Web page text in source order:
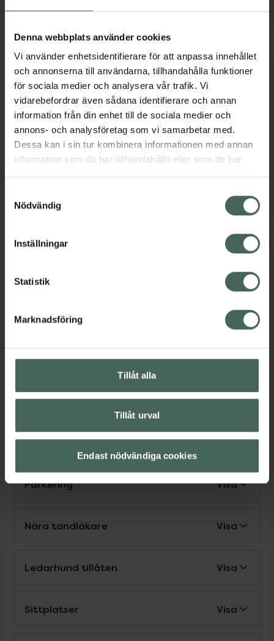
Denna webbplats använder cookies
Vi använder enhetsidentifierare för att anpassa innehållet
och annonserna till användarna, tillhandahålla funktioner
för sociala medier och analysera vår trafik. Vi
vidarebefordrar även sådana identifierare och annan
information från din enhet till de sociala medier och
annons- och analysföretag som vi samarbetar med.
Dessa kan i sin tur kombinera informationen med annan
information som du har tillhandahållit eller som de har
återkalla ditt samtycke via webbplatsens
cookieinställningar. Ett återkallat samtycke påverkar inte
lagligheten av behandling som skett innan återkallelsen.
Nödvändig
Inställningar
Statistik
Marknadsföring
Tillåt alla
Tillåt urval
Endast nödvändiga cookies
Språk
Svenska
Engelska
Kroatiska
Serbiska
Tänk på att personen som pratar ett visst språk inte
finns på apoteket alla dagar, så vissa avvikelser kan
förekomma. Kontakta oss gärna om du har frågor.
Nära vårdcentral Visa
Parkering för rörelsehindrad Visa
Rullstolsanpassad åtkomst Visa
Leverans till apotek Visa
Parkering Visa
Nära tandläkare Visa
Ledarhund tillåten Visa
Sittplatser Visa